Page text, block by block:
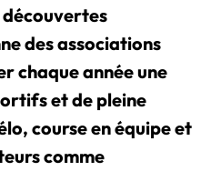
des associations
chaque année une
et de pleine
course en équipe et
comme